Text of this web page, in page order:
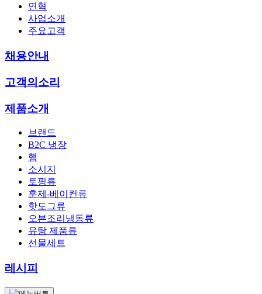
연혁
사업소개
주요고객
채용안내
고객의소리
제품소개
브랜드
B2C 냉장
햄
소시지
토핑류
훈제-베이컨류
핫도그류
오븐조리냉동류
유탕 제품류
선물세트
레시피